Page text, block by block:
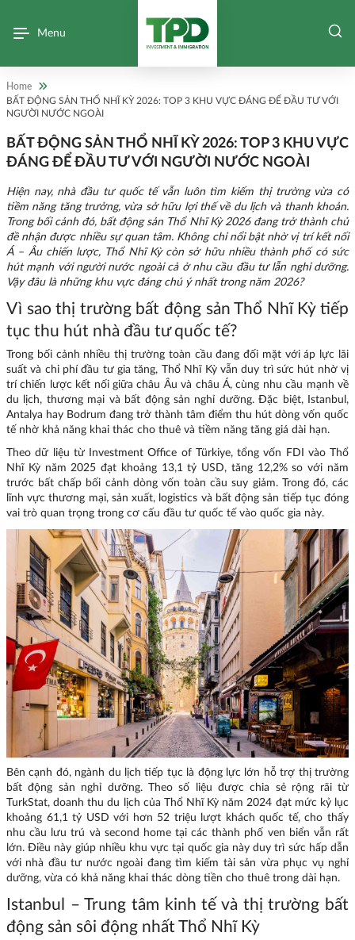
Menu
Home
BẤT ĐỘNG SẢN THỔ NHĨ KỲ 2026: TOP 3 KHU VỰC ĐÁNG ĐỂ ĐẦU TƯ VỚI
NGƯỜI NƯỚC NGOÀI
BẤT ĐỘNG SẢN THỔ NHĨ KỲ 2026: TOP 3 KHU VỰC
ĐÁNG ĐỂ ĐẦU TƯ VỚI NGƯỜI NƯỚC NGOÀI
Hiện nay, nhà đầu tư quốc tế vẫn luôn tìm kiếm thị trường vừa có
tiềm năng tăng trưởng, vừa sở hữu lợi thế về du lịch và thanh khoản.
Trong bối cảnh đó, bất động sản Thổ Nhĩ Kỳ 2026 đang trở thành chủ
đề nhận được nhiều sự quan tâm. Không chỉ nổi bật nhờ vị trí kết nối
Á – Âu chiến lược, Thổ Nhĩ Kỳ còn sở hữu nhiều thành phố có sức
hút mạnh với người nước ngoài cả ở nhu cầu đầu tư lẫn nghỉ dưỡng.
Vậy đâu là những khu vực đáng chú ý nhất trong năm 2026?
Vì sao thị trường bất động sản Thổ Nhĩ Kỳ tiếp
tục thu hút nhà đầu tư quốc tế?
Trong bối cảnh nhiều thị trường toàn cầu đang đối mặt với áp lực lãi
suất và chi phí đầu tư gia tăng, Thổ Nhĩ Kỳ vẫn duy trì sức hút nhờ vị
trí chiến lược kết nối giữa châu Âu và châu Á, cùng nhu cầu mạnh về
du lịch, thương mại và bất động sản nghỉ dưỡng. Đặc biệt, Istanbul,
Antalya hay Bodrum đang trở thành tâm điểm thu hút dòng vốn quốc
tế nhờ khả năng khai thác cho thuê và tiềm năng tăng giá dài hạn.
Theo dữ liệu từ Investment Office of Türkiye, tổng vốn FDI vào Thổ
Nhĩ Kỳ năm 2025 đạt khoảng 13,1 tỷ USD, tăng 12,2% so với năm
trước bất chấp bối cảnh dòng vốn toàn cầu suy giảm. Trong đó, các
lĩnh vực thương mại, sản xuất, logistics và bất động sản tiếp tục đóng
vai trò quan trọng trong cơ cấu đầu tư quốc tế vào quốc gia này.
Bên cạnh đó, ngành du lịch tiếp tục là động lực lớn hỗ trợ thị trường
bất động sản nghỉ dưỡng. Theo số liệu được chia sẻ rộng rãi từ
TurkStat, doanh thu du lịch của Thổ Nhĩ Kỳ năm 2024 đạt mức kỷ lục
khoảng 61,1 tỷ USD với hơn 52 triệu lượt khách quốc tế, cho thấy
nhu cầu lưu trú và second home tại các thành phố ven biển vẫn rất
lớn. Điều này giúp nhiều khu vực tại quốc gia này duy trì sức hấp dẫn
với nhà đầu tư nước ngoài đang tìm kiếm tài sản vừa phục vụ nghỉ
dưỡng, vừa có khả năng khai thác dòng tiền cho thuê trong dài hạn.
Istanbul – Trung tâm kinh tế và thị trường bất
động sản sôi động nhất Thổ Nhĩ Kỳ